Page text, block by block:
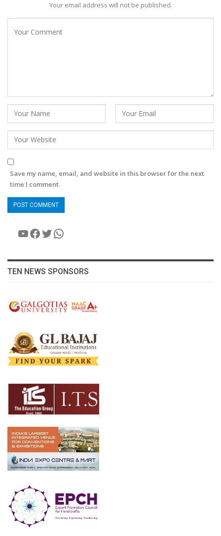
Your email address will not be published.
Save my name, email, and website in this browser for the next
time I comment.
YouTube
Facebook
Twitter
WhatsApp
TEN NEWS SPONSORS